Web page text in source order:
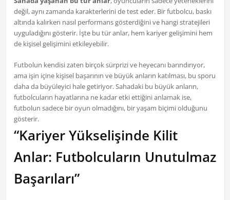
değil, aynı zamanda karakterlerini de test eder. Bir futbolcu, baskı
altında kalırken nasıl performans gösterdiğini ve hangi stratejileri
uyguladığını gösterir. İşte bu tür anlar, hem kariyer gelişimini hem
de kişisel gelişimini etkileyebilir.
Futbolun kendisi zaten birçok sürprizi ve heyecanı barındırıyor,
ama işin içine kişisel başarının ve büyük anların katılması, bu sporu
daha da büyüleyici hale getiriyor. Sahadaki bu büyük anların,
futbolcuların hayatlarına ne kadar etki ettiğini anlamak ise,
futbolun sadece bir oyun olmadığını, bir yaşam biçimi olduğunu
gösterir.
“Kariyer Yükselişinde Kilit
Anlar: Futbolcuların Unutulmaz
Başarıları”